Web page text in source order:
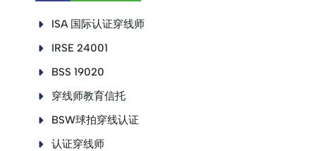
ISA 国际认证穿线师
IRSE 24001
BSS 19020
穿线师教育信托
BSW球拍穿线认证
认证穿线师